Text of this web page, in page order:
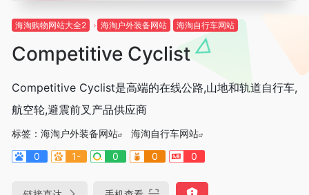
海淘购物网站大全2 海淘户外装备网站 海淘自行车网站
Competitive Cyclist
Competitive Cyclist是高端的在线公路,山地和轨道自行车,
航空轮,避震前叉产品供应商
标签： 海淘户外装备网站
海淘自行车网站
0
1- 0 0 0